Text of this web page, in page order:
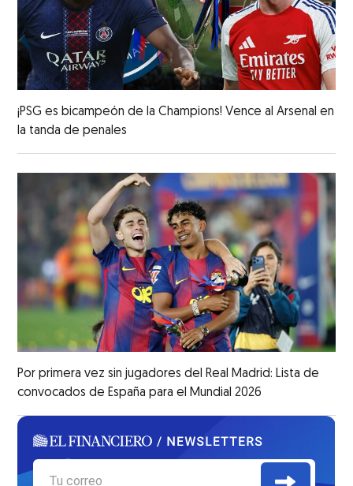
¡PSG es bicampeón de la Champions! Vence al Arsenal en
la tanda de penales
Por primera vez sin jugadores del Real Madrid: Lista de
convocados de España para el Mundial 2026